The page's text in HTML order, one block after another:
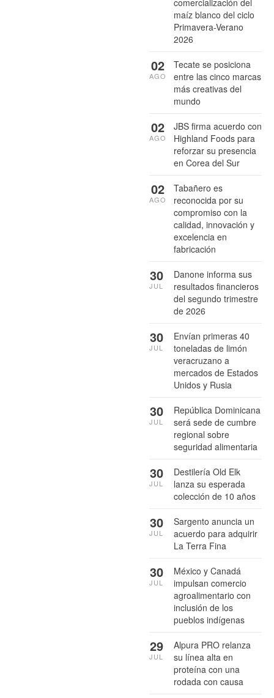
comercialización del
maíz blanco del ciclo
Primavera-Verano
2026
Tecate se posiciona
entre las cinco marcas
más creativas del
mundo
02
AGO
JBS firma acuerdo con
Highland Foods para
reforzar su presencia
en Corea del Sur
02
AGO
Tabañero es
reconocida por su
compromiso con la
calidad, innovación y
excelencia en
fabricación
02
AGO
Danone informa sus
resultados financieros
del segundo trimestre
de 2026
30
JUL
Envían primeras 40
toneladas de limón
veracruzano a
mercados de Estados
Unidos y Rusia
30
JUL
República Dominicana
será sede de cumbre
regional sobre
seguridad alimentaria
30
JUL
Destilería Old Elk
lanza su esperada
colección de 10 años
30
JUL
Sargento anuncia un
acuerdo para adquirir
La Terra Fina
30
JUL
México y Canadá
impulsan comercio
agroalimentario con
inclusión de los
pueblos indígenas
30
JUL
Alpura PRO relanza
su línea alta en
proteína con una
rodada con causa
29
JUL